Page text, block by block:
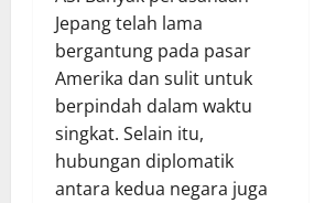
Jepang telah lama
bergantung pada pasar
Amerika dan sulit untuk
berpindah dalam waktu
singkat. Selain itu,
hubungan diplomatik
antara kedua negara juga